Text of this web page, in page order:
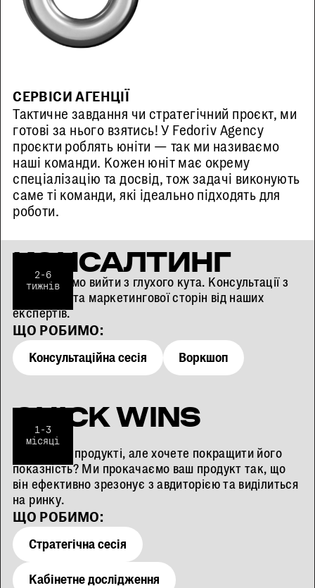
СЕРВІСИ АГЕНЦІЇ
Тактичне завдання чи стратегічний проєкт, ми
готові за нього взятись! У Fedoriv Agency
проєкти роблять юніти — так ми називаємо
наші команди. Кожен юніт має окрему
спеціалізацію та досвід, тож задачі виконують
саме ті команди, які ідеально підходять для
роботи.
КОНСАЛТИНГ
Допоможемо вийти з глухого кута. Консультації з
бізнесової та маркетингової сторін від наших
експертів.
ЩО РОБИМО:
Консультаційна сесія Воркшоп
2-6
тижнів
QUICK WINS
Впевнені в продукті, але хочете покращити його
показність? Ми прокачаємо ваш продукт так, що
він ефективно зрезонує з авдиторією та виділиться
на ринку.
ЩО РОБИМО:
Стратегічна сесія
Кабінетне дослідження
1-3
місяці